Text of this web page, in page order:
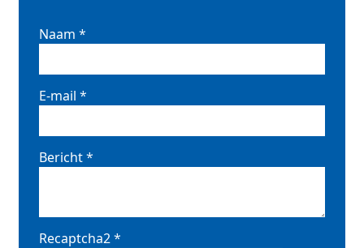
Naam*
E-mail*
Bericht*
Recaptcha2*